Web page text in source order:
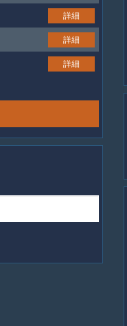
詳細
詳細
詳細